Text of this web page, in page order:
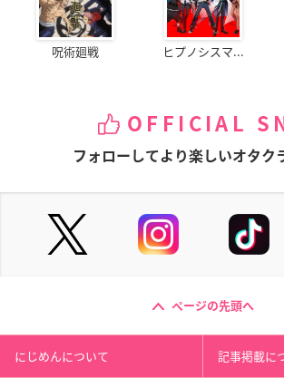
呪術廻戦 ヒプノシスマ...
OFFICIAL
フォローしてより楽しいオタク
ページの先頭へ
にじめんについて 記事掲載に